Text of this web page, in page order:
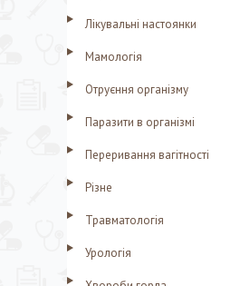
Лікувальні настоянки
Мамологія
Отруєння організму
Паразити в організмі
Переривання вагітності
Різне
Травматологія
Урологія